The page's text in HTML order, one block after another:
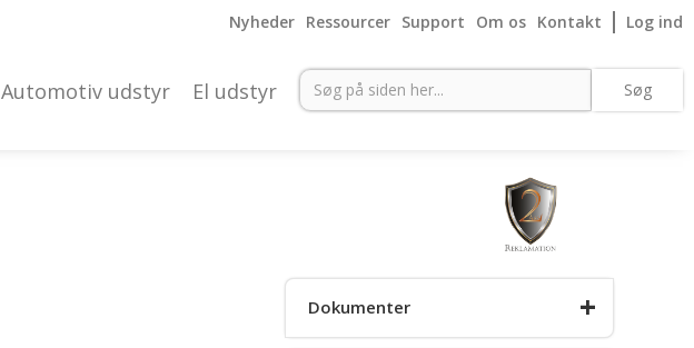
Nyheder Ressourcer Support Om os Kontakt Log ind
Automotiv udstyr El udstyr
Dokumenter +